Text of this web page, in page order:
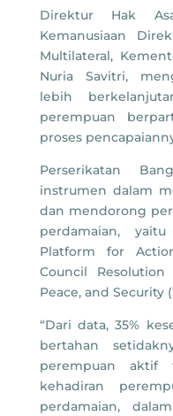
Direktur Hak
Kemanusiaan
Multilateral,
Nuria Savitri,
lebih
perempuan
proses
Perserikatan
instrumen dalam
dan mendorong
perdamaian,
Platform for
Council Resolution
Peace, and Security
“Dari data, 35%
bertahan
perempuan aktif
kehadiran
perdamaian,